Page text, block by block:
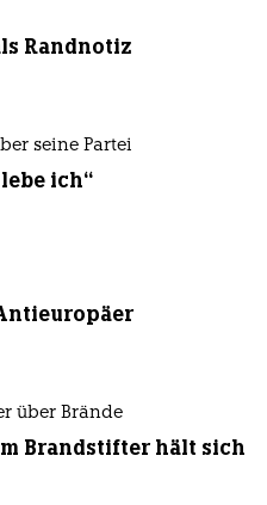
Randnotiz
seine Partei
ich“
über Brände
Brandstifter hält sich